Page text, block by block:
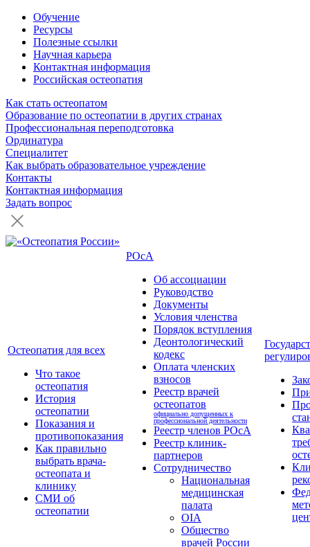
Обучение
Ресурсы
Полезные ссылки
Научная карьера
Контактная информация
Российская остеопатия
Как стать остеопатом
Образование по остеопатии в других странах
Профессиональная переподготовка
Ординатура
Специалитет
Как выбрать образовательное учреждение
Контакты
Контактная информация
Задать вопрос
Остеопатия для всех
Что такое
остеопатия
История
остеопатии
Показания и
противопоказания
Как правильно
выбрать врача-
остеопата и
клинику
СМИ об
остеопатии
РОсА
Об ассоциации
Руководство
Документы
Условия членства
Порядок вступления
Деонтологический
кодекс
Оплата членских
взносов
Реестр врачей
остеопатов
официально допущенных к
профессиональной деятельности
Реестр членов РОсА
Реестр клиник-
партнеров
Сотрудничество
Национальная
медицинская
палата
OIA
Общество
врачей России